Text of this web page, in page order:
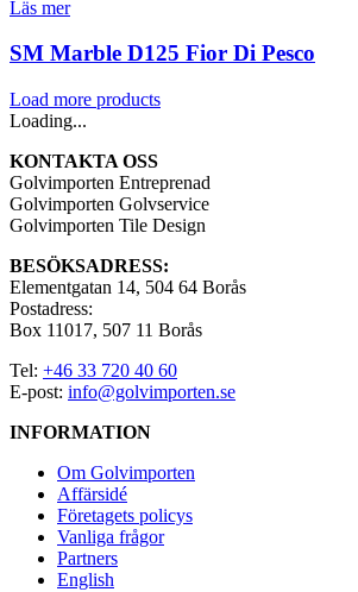
Läs mer
SM Marble D125 Fior Di Pesco
Load more products
Loading...
KONTAKTA OSS
Golvimporten Entreprenad
Golvimporten Golvservice
Golvimporten Tile Design
BESÖKSADRESS:
Elementgatan 14, 504 64 Borås
Postadress:
Box 11017, 507 11 Borås
Tel: +46 33 720 40 60
E-post: info@golvimporten.se
INFORMATION
Om Golvimporten
Affärsidé
Företagets policys
Vanliga frågor
Partners
English